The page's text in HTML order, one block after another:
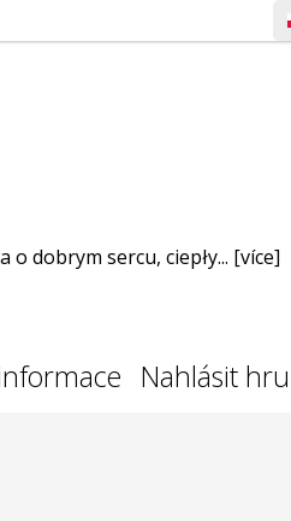
dobrym sercu, ciepły... [více]
Nahlásit hru